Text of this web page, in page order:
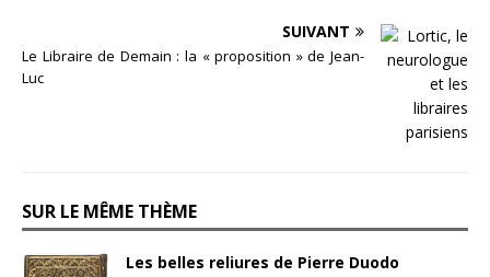
SUIVANT
Le Libraire de Demain : la « proposition » de Jean-
Luc
SUR LE MÊME THÈME
Les belles reliures de Pierre Duodo